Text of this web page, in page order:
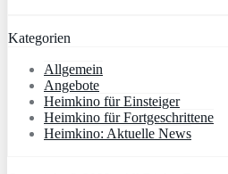
Kategorien
Allgemein
Angebote
Heimkino für Einsteiger
Heimkino für Fortgeschrittene
Heimkino: Aktuelle News